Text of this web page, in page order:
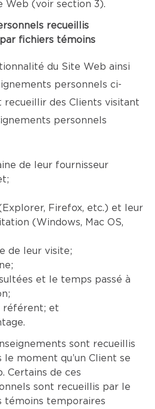
Web (voir section 3).
recueillis
fichiers témoins
du Site Web ainsi
personnels ci-
recueillir des Clients visitant
personnels
de leur fournisseur
Firefox, etc.) et leur
(Windows, Mac OS,
de leur visite;
et le temps passé à
référent; et
sont recueillis
moment qu’un Client se
Certains de ces
sont recueillis par le
témoins temporaires